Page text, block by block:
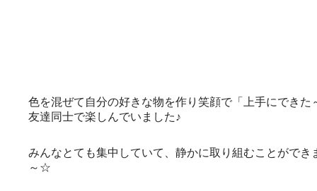
色を混ぜて自分の好きな物を作り笑顔で「上手にできた
友達同士で楽しんでいました♪
みんなとても集中していて、静かに取り組むことができ
～☆